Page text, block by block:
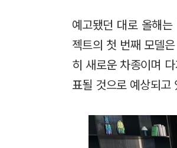
예고됐던 대로 올해
젝트의 첫 번째 모델
히 새로운 차종이며
표될 것으로 예상되고